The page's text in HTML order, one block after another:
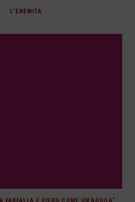
L’EREMITA
FARFALLA E FIERO COME UN’AQUILA”